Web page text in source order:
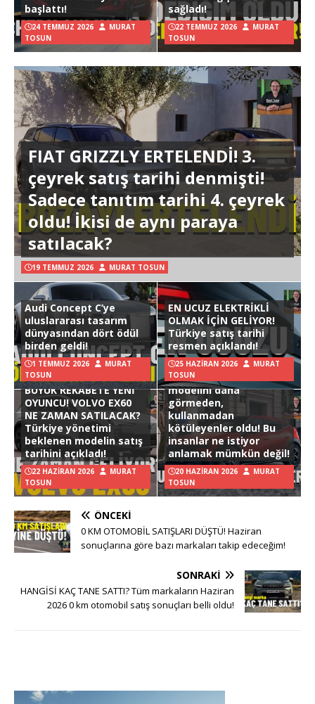
başlattı!
24 TEMMUZ 2026
MURAT
TOSUN
sağladı!
22 TEMMUZ 2026
MURAT
TOSUN
FIAT GRIZZLY ERTELENDİ! 3.
çeyrek satış tarihi denmişti!
Sadece tanıtım tarihi 4. çeyrek
oldu! İkisi de aynı paraya
satılacak?
19 TEMMUZ 2026 MURAT TOSUN
Audi Concept C’ye
uluslararası tasarım
dünyasından dört ödül
birden geldi!
1 TEMMUZ 2026
MURAT
TOSUN
EN UCUZ ELEKTRİKLİ
OLMAK İÇİN GELİYOR!
Türkiye satış tarihi
resmen açıklandı!
25 HAZIRAN 2026
MURAT
TOSUN
BÜYÜK REKABETE YENİ
OYUNCU! VOLVO EX60
NE ZAMAN SATILACAK?
Türkiye yönetimi
beklenen modelin satış
tarihini açıkladı!
22 HAZIRAN 2026
MURAT
TOSUN
Hyundai Ioniq 3
modelini daha
görmeden,
kullanmadan
kötüleyenler oldu! Bu
insanlar ne istiyor
anlamak mümkün değil!
20 HAZIRAN 2026
MURAT
TOSUN
ÖNCEKI
0 KM OTOMOBİL SATIŞLARI DÜŞTÜ! Haziran
sonuçlarına göre bazı markaları takip edeceğim!
SONRAKI
HANGİSİ KAÇ TANE SATTI? Tüm markaların Haziran
2026 0 km otomobil satış sonuçları belli oldu!